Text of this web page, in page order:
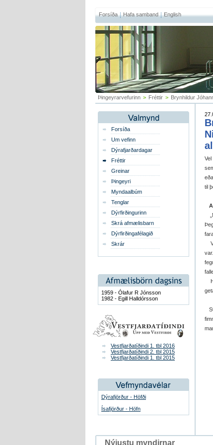
Forsíða Hafa samband English
Þingeyrarvefurinn > Fréttir > Brynhildur
Forsíða
Um vefinn
Dýrafjarðardagar
Fréttir
Greinar
Þingeyri
Myndaalbúm
Tenglar
Dýrfirðingurinn
Skrá afmælisbarn
Dýrfirðingafélagið
Skrár
1959 - Ólafur R Jónsson
1982 - Egill Halldórsson
Vestfjarðatíðindi 1. tbl 2016
Vestfjarðatíðindi 2. tbl 2015
Vestfjarðatíðindi 1. tbl 2015
Dýrafjörður - Höfði
Ísafjörður - Höfn
til
Nýjustu myndirnar